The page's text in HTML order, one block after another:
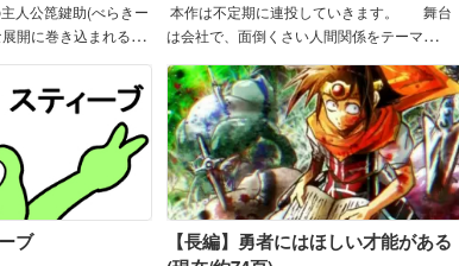
人公箆鍵助(べらきー
開に巻き込まれるお
本作は不定期に連投していきます。 舞台
は会社で、面倒くさい人間関係をテーマ
ブ
【長編】勇者にはほしい才能がある